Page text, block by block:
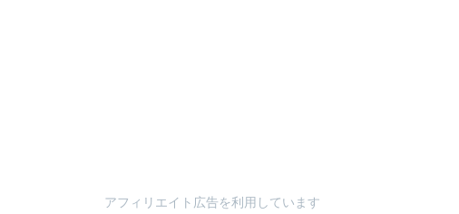
アフィリエイト広告を利用しています